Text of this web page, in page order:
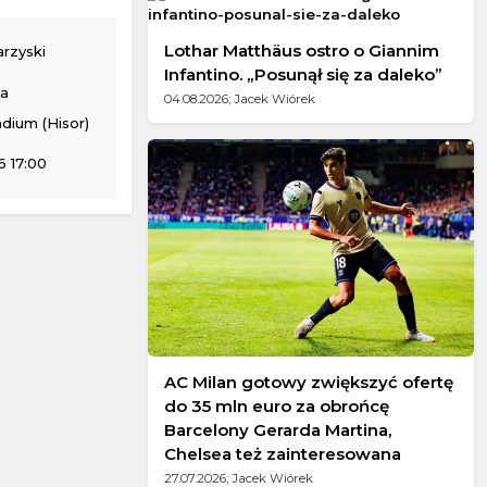
(Hisor)
17:00
Lothar Matthäus ostro o Giannim
Infantino. „Posunął się za daleko”
04.08.2026; Jacek Wiórek
AC Milan gotowy zwiększyć ofertę
do 35 mln euro za obrońcę
Barcelony Gerarda Martina,
Chelsea też zainteresowana
27.07.2026; Jacek Wiórek